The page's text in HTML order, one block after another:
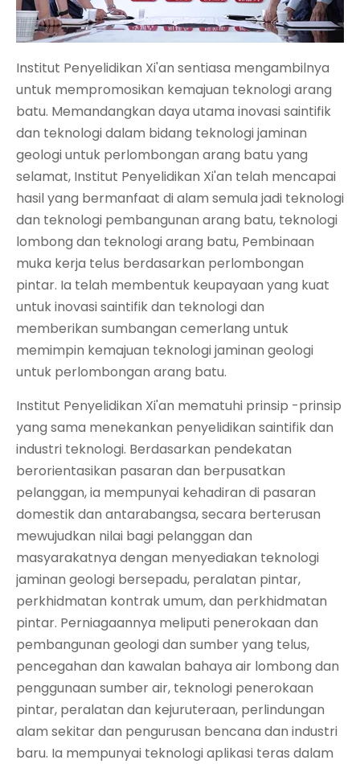
Institut Penyelidikan Xi'an sentiasa mengambilnya
untuk mempromosikan kemajuan teknologi arang
batu. Memandangkan daya utama inovasi saintifik
dan teknologi dalam bidang teknologi jaminan
geologi untuk perlombongan arang batu yang
selamat, Institut Penyelidikan Xi'an telah mencapai
hasil yang bermanfaat di alam semula jadi teknologi
dan teknologi pembangunan arang batu, teknologi
lombong dan teknologi arang batu, Pembinaan
muka kerja telus berdasarkan perlombongan
pintar. Ia telah membentuk keupayaan yang kuat
untuk inovasi saintifik dan teknologi dan
memberikan sumbangan cemerlang untuk
memimpin kemajuan teknologi jaminan geologi
untuk perlombongan arang batu.
Institut Penyelidikan Xi'an mematuhi prinsip -prinsip
yang sama menekankan penyelidikan saintifik dan
industri teknologi. Berdasarkan pendekatan
berorientasikan pasaran dan berpusatkan
pelanggan, ia mempunyai kehadiran di pasaran
domestik dan antarabangsa, secara berterusan
mewujudkan nilai bagi pelanggan dan
masyarakatnya dengan menyediakan teknologi
jaminan geologi bersepadu, peralatan pintar,
perkhidmatan kontrak umum, dan perkhidmatan
pintar. Perniagaannya meliputi penerokaan dan
pembangunan geologi dan sumber yang telus,
pencegahan dan kawalan bahaya air lombong dan
penggunaan sumber air, teknologi penerokaan
pintar, peralatan dan kejuruteraan, perlindungan
alam sekitar dan pengurusan bencana dan industri
baru. Ia mempunyai teknologi aplikasi teras dalam